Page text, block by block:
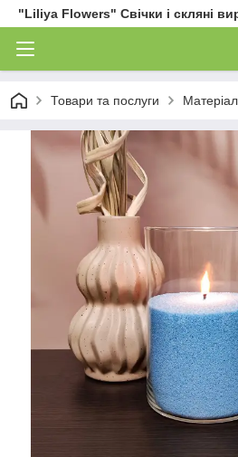
"Liliya Flowers" Свічки і скляні
Товари та послуги